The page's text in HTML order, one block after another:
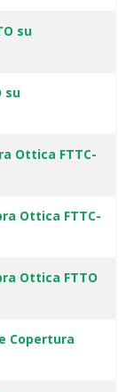
su
su
Ottica FTTC-
Ottica FTTC-
Ottica FTTO
Copertura